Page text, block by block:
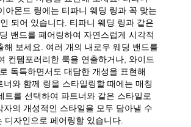
아몬드 링에는 티파니 웨딩 링과 꼭 맞는
되어 있습니다. 티파니 웨딩 링과 같은
밴드를 페어링하여 자연스럽게 시각적
해 보세요. 여러 개의 내로우 웨딩 밴드를
컨템포러리한 룩을 연출하거나, 와이드
독특하면서도 대담한 개성을 표현해
너와 함께 링을 스타일링할 때에는 매칭
트를 선택하여 파트너와 같은 스타일로
자의 개성적인 스타일을 모두 담아낼 수
디자인으로 페어링할 있습니다.